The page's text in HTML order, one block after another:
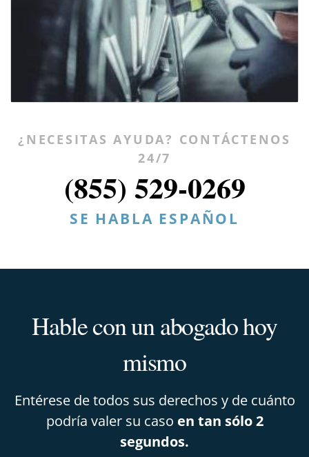
¿NECESITAS AYUDA? CONTÁCTENOS
24/7
(855) 529-0269
SE HABLA ESPAÑOL
Hable con un abogado hoy
mismo
Entérese de todos sus derechos y de cuánto
podría valer su caso en tan sólo 2
segundos.